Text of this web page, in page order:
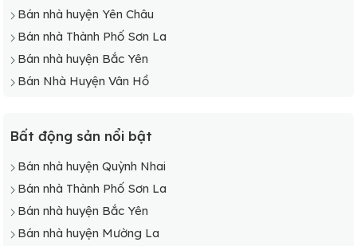
Bán nhà huyện Yên Châu
Bán nhà Thành Phố Sơn La
Bán nhà huyện Bắc Yên
Bán Nhà Huyện Vân Hồ
Bất động sản nổi bật
Bán nhà huyện Quỳnh Nhai
Bán nhà Thành Phố Sơn La
Bán nhà huyện Bắc Yên
Bán nhà huyện Mường La